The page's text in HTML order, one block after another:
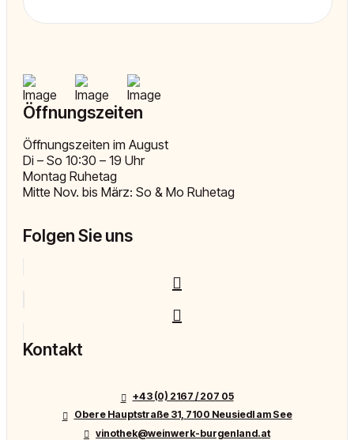
Öffnungszeiten
Öffnungszeiten im August
Di – So 10:30 – 19 Uhr
Montag Ruhetag
Mitte Nov. bis März: So & Mo Ruhetag
Folgen Sie uns
Kontakt
+43 (0) 2167 / 207 05
Obere Hauptstraße 31, 7100 Neusiedl am See
vinothek@weinwerk-burgenland.at